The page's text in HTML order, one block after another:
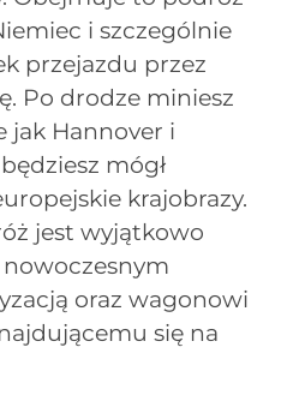
i szczególnie
przejazdu przez
Po drodze miniesz
jak Hannover i
mógł
krajobrazy.
jest wyjątkowo
oraz wagonowi
się na